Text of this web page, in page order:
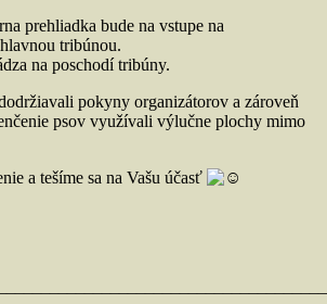
prehliadka bude na vstupe na
tribúnou.
na poschodí tribúny.
pokyny organizátorov a zároveň
psov využívali výlučne plochy mimo
a tešíme sa na Vašu účasť